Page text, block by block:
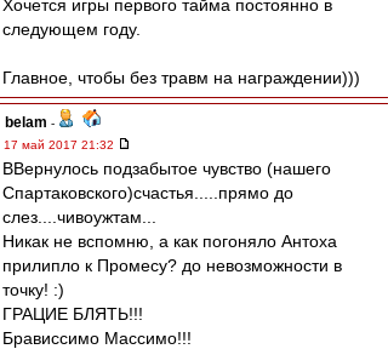
Хочется игры первого тайма постоянно в
следующем году.
Главное, чтобы без травм на награждении)))
belam -
17 май 2017 21:32
ВВернулось подзабытое чувство (нашего
Спартаковского)счастья.....прямо до
слез....чивоужтам...
Никак не вспомню, а как погоняло Антоха
прилипло к Промесу? до невозможности в
точку! :)
ГРАЦИЕ БЛЯТЬ!!!
Брависсимо Массимо!!!